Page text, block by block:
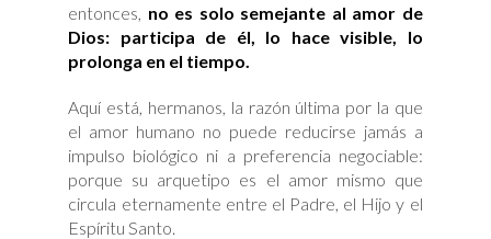
entonces, no es solo semejante al amor de
Dios: participa de él, lo hace visible, lo
prolonga en el tiempo.
Aquí está, hermanos, la razón última por la que
el amor humano no puede reducirse jamás a
impulso biológico ni a preferencia negociable:
porque su arquetipo es el amor mismo que
circula eternamente entre el Padre, el Hijo y el
Espíritu Santo.